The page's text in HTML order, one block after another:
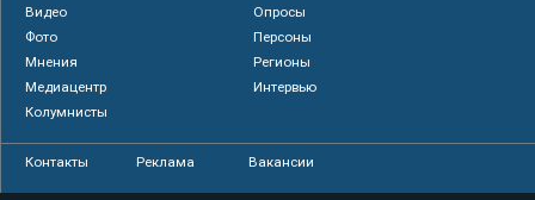
Видео
Опросы
Фото
Персоны
Мнения
Регионы
Медиацентр
Интервью
Колумнисты
Контакты Реклама Вакансии